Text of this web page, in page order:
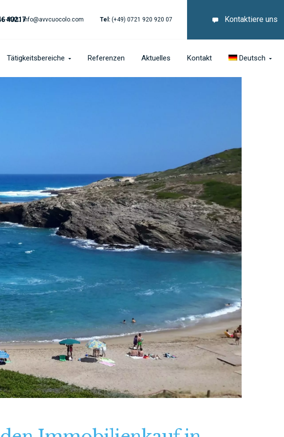
40217
E-MAIL:info@avvcuocolo.com Tel: (+49) 0721 920 920 07 Kontaktiere uns
Tätigkeitsbereiche Referenzen Aktuelles Kontakt Deutsch